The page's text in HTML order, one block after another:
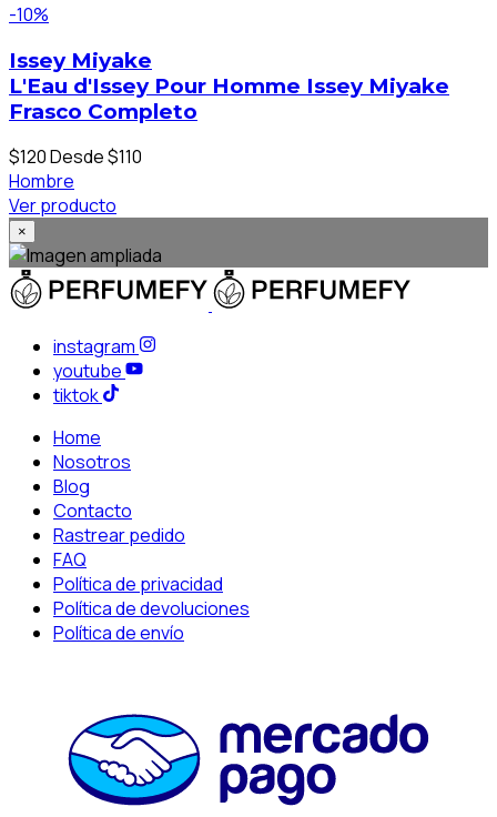
-10%
Issey Miyake
L'Eau d'Issey Pour Homme Issey Miyake
Frasco Completo
$120Desde $110
Hombre
Ver producto
×
instagram
youtube
tiktok
Home
Nosotros
Blog
Contacto
Rastrear pedido
FAQ
Política de privacidad
Política de devoluciones
Política de envío